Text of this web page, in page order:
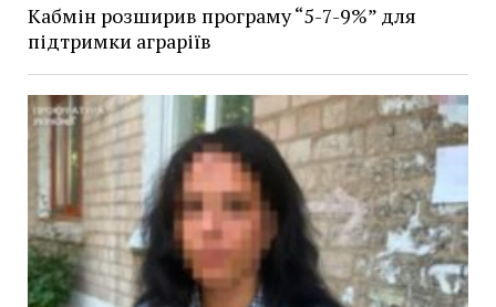
Кабмін розширив програму “5-7-9%” для
підтримки аграріїв